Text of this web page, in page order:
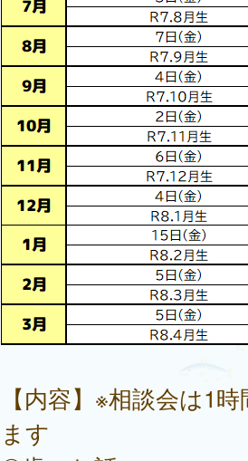
【内容】※相談会は1
ます